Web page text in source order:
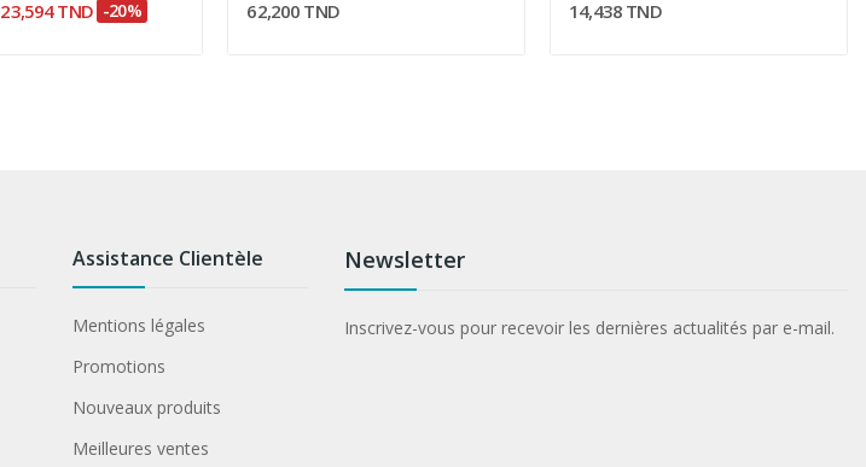
23,594 TND -20% 62,200 TND 14,438 TND
Assistance Clientèle
Mentions légales
Promotions
Nouveaux produits
Meilleures ventes
Newsletter
Inscrivez-vous pour recevoir les dernières actualités par e-mail.